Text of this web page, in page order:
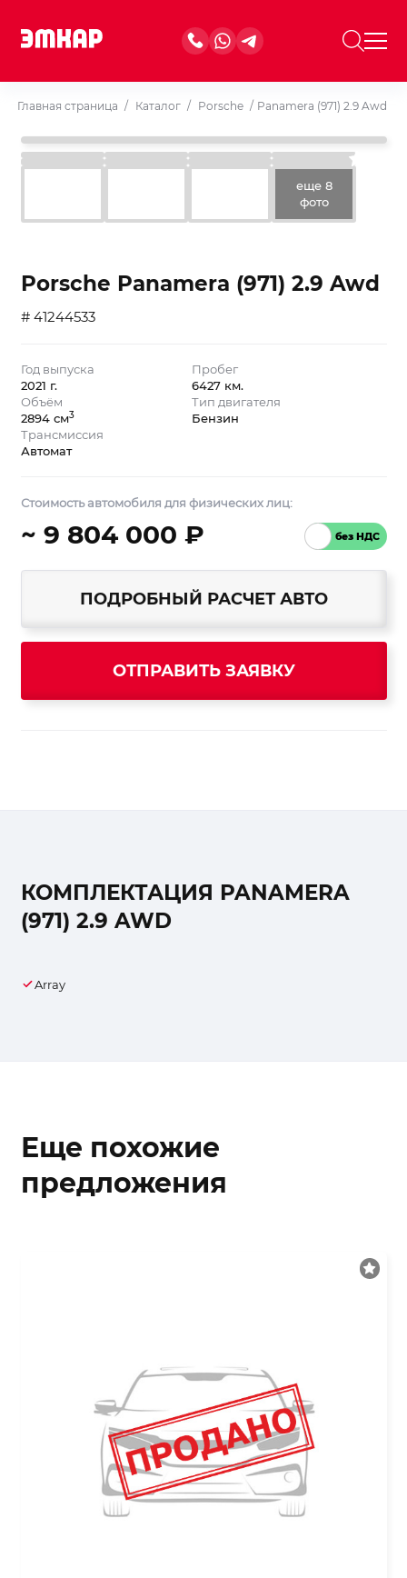
Главная страница / Каталог / Porsche / Panamera (971) 2.9 Awd
еще 8
фото
Porsche Panamera (971) 2.9 Awd
# 41244533
Год выпуска
2021 г.
Пробег
6427 км.
Объём
2894 см3
Тип двигателя
Бензин
Трансмиссия
Автомат
Стоимость автомобиля для физических лиц:
~ 9 804 000 ₽
ПОДРОБНЫЙ РАСЧЕТ АВТО
ОТПРАВИТЬ ЗАЯВКУ
КОМПЛЕКТАЦИЯ PANAMERA
(971) 2.9 AWD
Array
Еще похожие
предложения